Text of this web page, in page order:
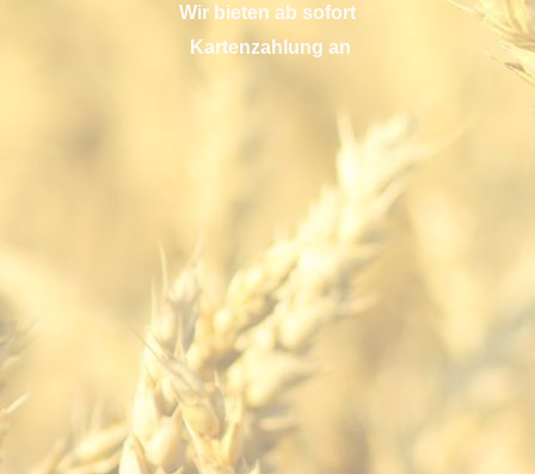
Wir bieten ab sofort
Kartenzahlung an
ec karte_1